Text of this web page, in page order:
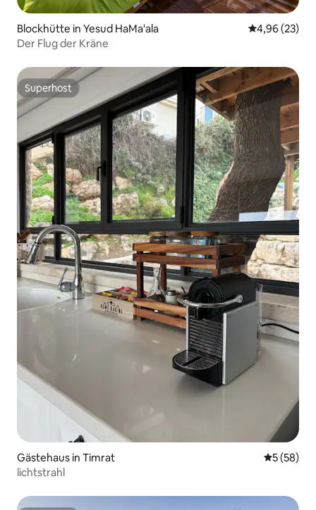
Blockhütte in Yesud HaMa'ala
4,96 (23)
Der Flug der Kräne
Superhost
Superhost
Gästehaus in Timrat
5 (58)
lichtstrahl